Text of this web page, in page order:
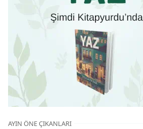
AYIN ÖNE ÇIKANLARI